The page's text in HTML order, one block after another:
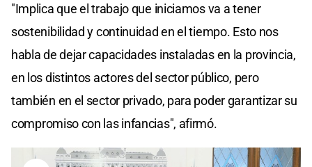
"Implica que el trabajo que iniciamos va a tener
sostenibilidad y continuidad en el tiempo. Esto nos
habla de dejar capacidades instaladas en la provincia,
en los distintos actores del sector público, pero
también en el sector privado, para poder garantizar su
compromiso con las infancias", afirmó.